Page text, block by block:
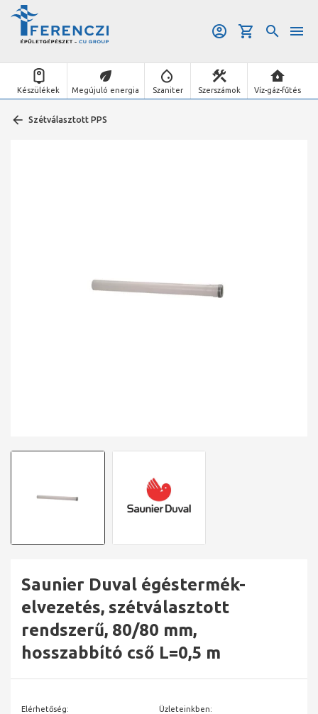
Készülékek Megújuló energia Szaniter Szerszámok Víz-gáz-fűtés
Szétválasztott PPS
Saunier Duval égéstermék-
elvezetés, szétválasztott
rendszerű, 80/80 mm,
hosszabbító cső L=0,5 m
Elérhetőség: Üzleteinkben: